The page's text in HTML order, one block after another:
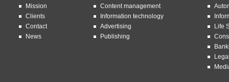
Mission
Clients
Contact
News
Content management
Information technology
Advertising
Publishing
Life